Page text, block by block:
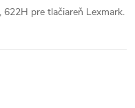
pre tlačiareň Lexmark.